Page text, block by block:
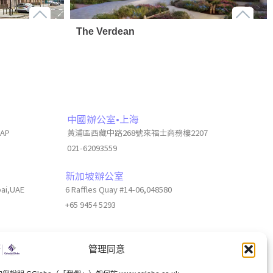
管理同意
The Verdean
中國辦公室•上海
黃浦區西藏中路268號來福士商務樓2207
021-62093559
新加坡辦公室
6 Raffles Quay #14-06,048580
+65 9454 5293